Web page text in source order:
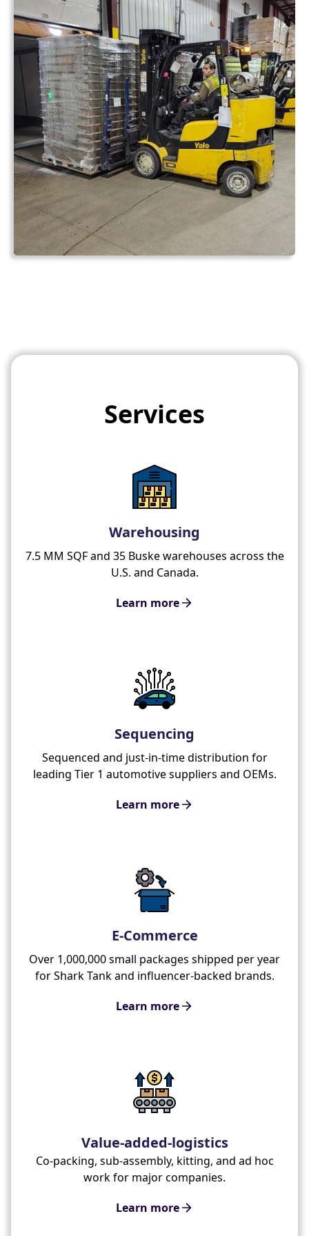
Services
Warehousing
7.5 MM SQF and 35 Buske warehouses across the
U.S. and Canada.
Learn more
Sequencing
Sequenced and just-in-time distribution for
leading Tier 1 automotive suppliers and OEMs.
Learn more
E-Commerce
Over 1,000,000 small packages shipped per year
for Shark Tank and influencer-backed brands.
Learn more
Value-added-logistics
Co-packing, sub-assembly, kitting, and ad hoc
work for major companies.
Learn more